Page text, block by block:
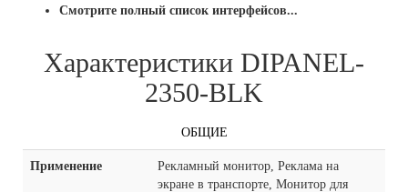
Смотрите полный список интерфейсов...
Характеристики DIPANEL-
2350-BLK
ОБЩИЕ
Применение
Рекламный монитор, Реклама на
экране в транспорте, Монитор для